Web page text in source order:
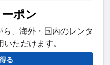
ポン
、海外・国内のレンタ
ただけます。
る